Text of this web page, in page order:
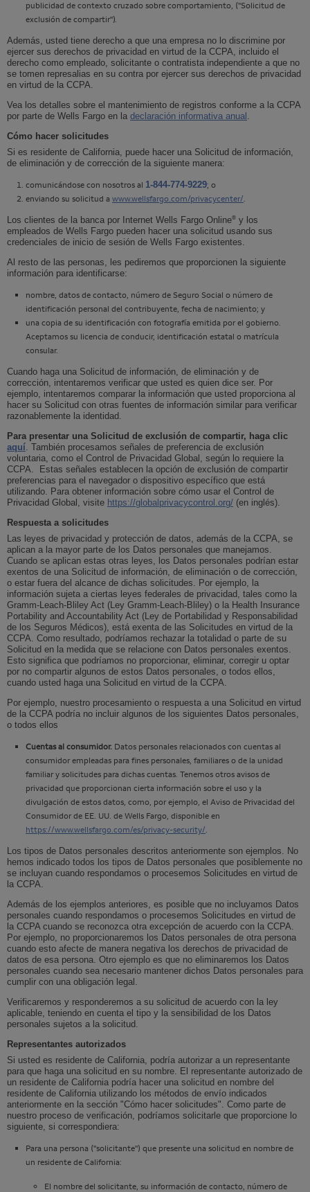
publicidad de contexto cruzado sobre comportamiento, ("Solicitud de
exclusión de compartir").
Además, usted tiene derecho a que una empresa no lo discrimine por
ejercer sus derechos de privacidad en virtud de la CCPA, incluido el
derecho como empleado, solicitante o contratista independiente a que no
se tomen represalias en su contra por ejercer sus derechos de privacidad
en virtud de la CCPA.
Vea los detalles sobre el mantenimiento de registros conforme a la CCPA
por parte de Wells Fargo en la declaración informativa anual .
Cómo hacer solicitudes
Si es residente de California, puede hacer una Solicitud de información,
de eliminación y de corrección de la siguiente manera:
comunicándose con nosotros al 1-844-774-9229; o
enviando su solicitud a www.wellsfargo.com/privacycenter/.
Los clientes de la banca por Internet Wells Fargo Online® y los
empleados de Wells Fargo pueden hacer una solicitud usando sus
credenciales de inicio de sesión de Wells Fargo existentes.
Al resto de las personas, les pediremos que proporcionen la siguiente
información para identificarse:
nombre, datos de contacto, número de Seguro Social o número de
identificación personal del contribuyente, fecha de nacimiento; y
una copia de su identificación con fotografía emitida por el gobierno.
Aceptamos su licencia de conducir, identificación estatal o matrícula
consular.
Cuando haga una Solicitud de información, de eliminación y de
corrección, intentaremos verificar que usted es quien dice ser. Por
ejemplo, intentaremos comparar la información que usted proporciona al
hacer su Solicitud con otras fuentes de información similar para verificar
razonablemente la identidad.
Para presentar una Solicitud de exclusión de compartir, haga clic
aquí. También procesamos señales de preferencia de exclusión
voluntaria, como el Control de Privacidad Global, según lo requiere la
CCPA. Estas señales establecen la opción de exclusión de compartir
preferencias para el navegador o dispositivo específico que está
utilizando. Para obtener información sobre cómo usar el Control de
Privacidad Global, visite https://globalprivacycontrol.org/ (en inglés).
Respuesta a solicitudes
Las leyes de privacidad y protección de datos, además de la CCPA, se
aplican a la mayor parte de los Datos personales que manejamos.
Cuando se aplican estas otras leyes, los Datos personales podrían estar
exentos de una Solicitud de información, de eliminación o de corrección,
o estar fuera del alcance de dichas solicitudes. Por ejemplo, la
información sujeta a ciertas leyes federales de privacidad, tales como la
Gramm-Leach-Bliley Act (Ley Gramm-Leach-Bliley) o la Health Insurance
Portability and Accountability Act (Ley de Portabilidad y Responsabilidad
de los Seguros Médicos), está exenta de las Solicitudes en virtud de la
CCPA. Como resultado, podríamos rechazar la totalidad o parte de su
Solicitud en la medida que se relacione con Datos personales exentos.
Esto significa que podríamos no proporcionar, eliminar, corregir u optar
por no compartir algunos de estos Datos personales, o todos ellos,
cuando usted haga una Solicitud en virtud de la CCPA.
Por ejemplo, nuestro procesamiento o respuesta a una Solicitud en virtud
de la CCPA podría no incluir algunos de los siguientes Datos personales,
o todos ellos
Cuentas al consumidor. Datos personales relacionados con cuentas al
consumidor empleadas para fines personales, familiares o de la unidad
familiar y solicitudes para dichas cuentas. Tenemos otros avisos de
privacidad que proporcionan cierta información sobre el uso y la
divulgación de estos datos, como, por ejemplo, el Aviso de Privacidad del
Consumidor de EE. UU. de Wells Fargo, disponible en
https://www.wellsfargo.com/es/privacy-security/.
Los tipos de Datos personales descritos anteriormente son ejemplos. No
hemos indicado todos los tipos de Datos personales que posiblemente no
se incluyan cuando respondamos o procesemos Solicitudes en virtud de
la CCPA.
Además de los ejemplos anteriores, es posible que no incluyamos Datos
personales cuando respondamos o procesemos Solicitudes en virtud de
la CCPA cuando se reconozca otra excepción de acuerdo con la CCPA.
Por ejemplo, no proporcionaremos los Datos personales de otra persona
cuando esto afecte de manera negativa los derechos de privacidad de
datos de esa persona. Otro ejemplo es que no eliminaremos los Datos
personales cuando sea necesario mantener dichos Datos personales para
cumplir con una obligación legal.
Verificaremos y responderemos a su solicitud de acuerdo con la ley
aplicable, teniendo en cuenta el tipo y la sensibilidad de los Datos
personales sujetos a la solicitud.
Representantes autorizados
Si usted es residente de California, podría autorizar a un representante
para que haga una solicitud en su nombre. El representante autorizado de
un residente de California podría hacer una solicitud en nombre del
residente de California utilizando los métodos de envío indicados
anteriormente en la sección "Cómo hacer solicitudes". Como parte de
nuestro proceso de verificación, podríamos solicitarle que proporcione lo
siguiente, si correspondiera:
Para una persona ("solicitante") que presente una solicitud en nombre de
un residente de California:
El nombre del solicitante, su información de contacto, número de